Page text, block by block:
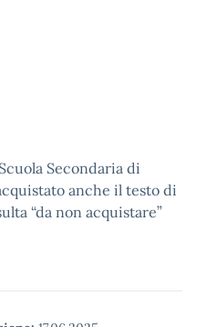
Secondaria di
anche il testo di
“da non acquistare”